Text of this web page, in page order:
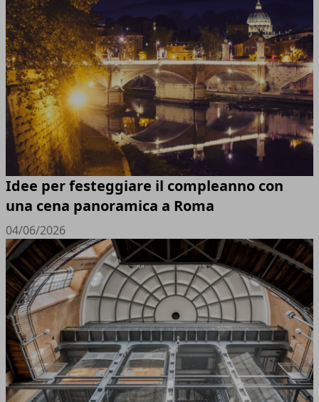
Idee per festeggiare il compleanno con
una cena panoramica a Roma
04/06/2026